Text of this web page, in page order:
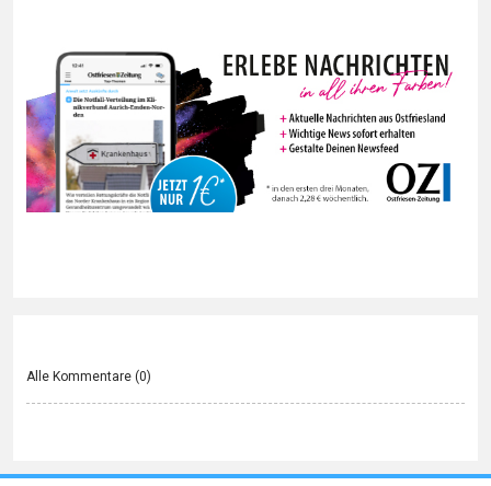
Alle Kommentare (0)